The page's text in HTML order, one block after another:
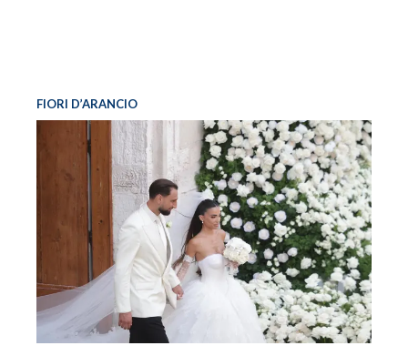
FIORI D’ARANCIO